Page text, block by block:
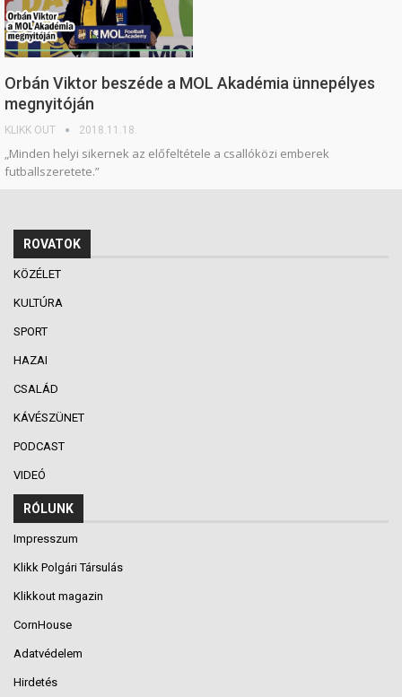
Orbán Viktor beszéde a MOL Akadémia ünnepélyes
megnyitóján
KLIKK OUT 2018.11.18.
„Minden helyi sikernek az előfeltétele a csallóközi emberek
futballszeretete.”
ROVATOK
KÖZÉLET
KULTÚRA
SPORT
HAZAI
CSALÁD
KÁVÉSZÜNET
PODCAST
VIDEÓ
RÓLUNK
Impresszum
Klikk Polgári Társulás
Klikkout magazin
CornHouse
Adatvédelem
Hirdetés